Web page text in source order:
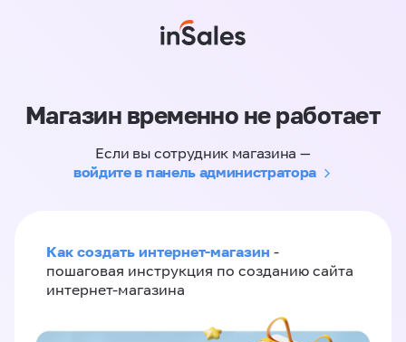
Магазин временно не работает
Если вы сотрудник магазина —
войдите в панель администратора
Как создать интернет-магазин -
пошаговая инструкция по созданию сайта
интернет-магазина